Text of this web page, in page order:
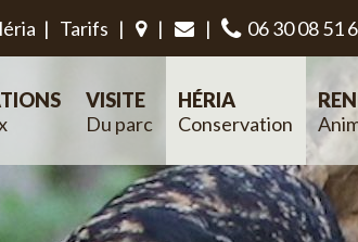
| Tarifs | | | 06 30 08 51
VISITE
Du parc
HÉRIA
Conservation